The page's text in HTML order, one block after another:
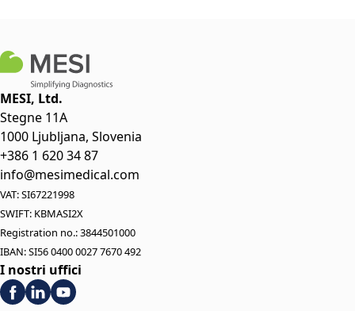
MESI, Ltd.
Stegne 11A
1000 Ljubljana, Slovenia
+386 1 620 34 87
info@mesimedical.com
VAT: SI67221998
SWIFT: KBMASI2X
Registration no.: 3844501000
IBAN: SI56 0400 0027 7670 492
I nostri uffici